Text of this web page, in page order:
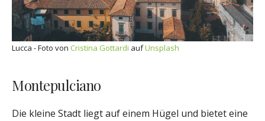
Lucca - Foto von Cristina Gottardi aufUnsplash
Montepulciano
Die kleine Stadt liegt auf einem Hügel und bietet eine